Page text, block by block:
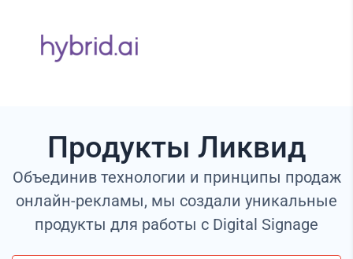
Продукты Ликвид
Объединив технологии и принципы продаж
онлайн-рекламы, мы создали уникальные
продукты для работы с Digital Signage